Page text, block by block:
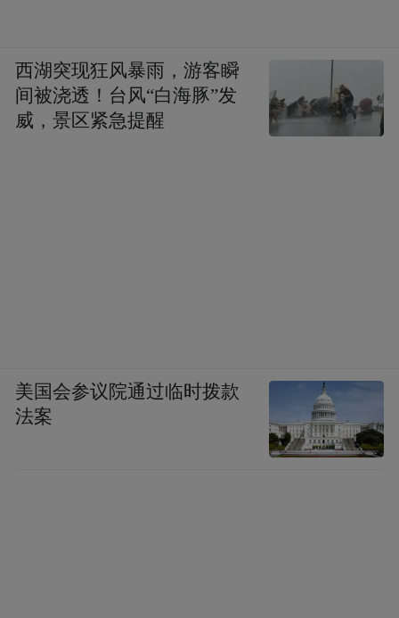
西湖突现狂风暴雨，游客瞬
间被浇透！台风“白海豚”发
威，景区紧急提醒
美国会参议院通过临时拨款
法案